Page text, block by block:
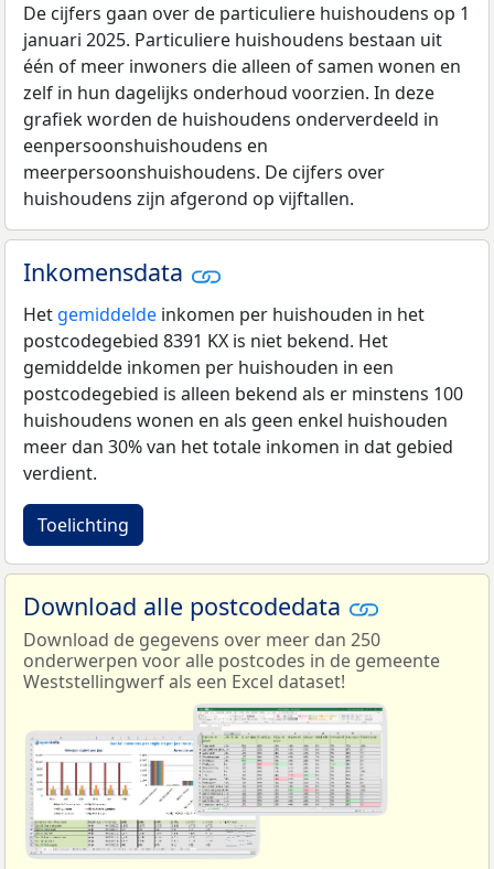
De cijfers gaan over de particuliere huishoudens op 1
januari 2025. Particuliere huishoudens bestaan uit
één of meer inwoners die alleen of samen wonen en
zelf in hun dagelijks onderhoud voorzien. In deze
grafiek worden de huishoudens onderverdeeld in
eenpersoonshuishoudens en
meerpersoonshuishoudens. De cijfers over
huishoudens zijn afgerond op vijftallen.
Inkomensdata
Het gemiddelde inkomen per huishouden in het
postcodegebied 8391 KX is niet bekend. Het
gemiddelde inkomen per huishouden in een
postcodegebied is alleen bekend als er minstens 100
huishoudens wonen en als geen enkel huishouden
meer dan 30% van het totale inkomen in dat gebied
verdient.
Toelichting
Download alle postcodedata
Download de gegevens over meer dan 250
onderwerpen voor alle postcodes in de gemeente
Weststellingwerf als een Excel dataset!